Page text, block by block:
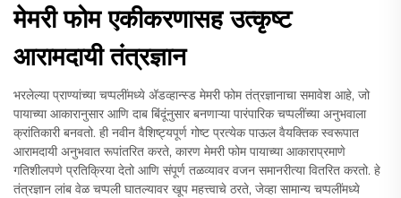
मेमरी फोम एकीकरणासह उत्कृष्ट
आरामदायी तंत्रज्ञान
भरलेल्या प्राण्यांच्या चप्पलींमध्ये अ‍ॅडव्हान्स्ड मेमरी फोम तंत्रज्ञानाचा समावेश आहे, जो
पायाच्या आकारानुसार आणि दाब बिंदूंनुसार बनणाऱ्या पारंपारिक चप्पलींच्या अनुभवाला
क्रांतिकारी बनवतो. ही नवीन वैशिष्ट्यपूर्ण गोष्ट प्रत्येक पाऊल वैयक्तिक स्वरूपात
आरामदायी अनुभवात रूपांतरित करते, कारण मेमरी फोम पायाच्या आकाराप्रमाणे
गतिशीलपणे प्रतिक्रिया देतो आणि संपूर्ण तळव्यावर वजन समानरीत्या वितरित करतो. हे
तंत्रज्ञान लांब वेळ चप्पली घातल्यावर खूप महत्त्वाचे ठरते, जेव्हा सामान्य चप्पलींमध्ये